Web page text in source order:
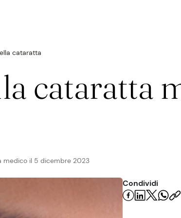
cataratta
cataratta
medico il 5 dicembre 2023
Condividi